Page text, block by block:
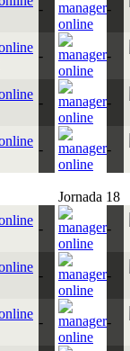
- -
- -
- -
- -
Jornada 18
- -
- -
- -